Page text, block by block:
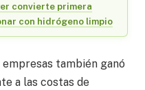
convierte primera
con hidrógeno limpio
también ganó
a las costas de